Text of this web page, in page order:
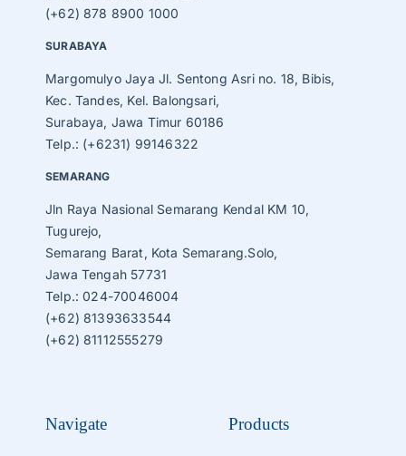
Navigate Products
(+62) 878 8900 1000
SURABAYA
Margomulyo Jaya Jl. Sentong Asri no. 18, Bibis,
Kec. Tandes, Kel. Balongsari,
Surabaya, Jawa Timur 60186
Telp.: (+6231) 99146322
SEMARANG
Jln Raya Nasional Semarang Kendal KM 10,
Tugurejo,
Semarang Barat, Kota Semarang.Solo,
Jawa Tengah 57731
Telp.: 024-70046004
(+62) 81393633544
(+62) 81112555279